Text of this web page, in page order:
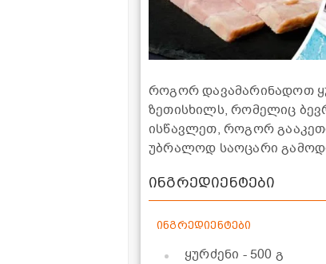
როგორ დავამარინადოთ
ზეთისხილს, რომელიც
ისწავლეთ, როგორ
უბრალოდ საოცარი
ინგრედიენტები
ინგრედიენტები
ყურძენი - 500 გ